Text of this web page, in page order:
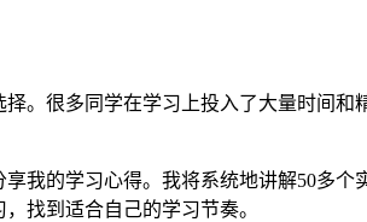
。很多同学在学习上投入了大量时间
我的学习心得。我将系统地讲解50多
找到适合自己的学习节奏。